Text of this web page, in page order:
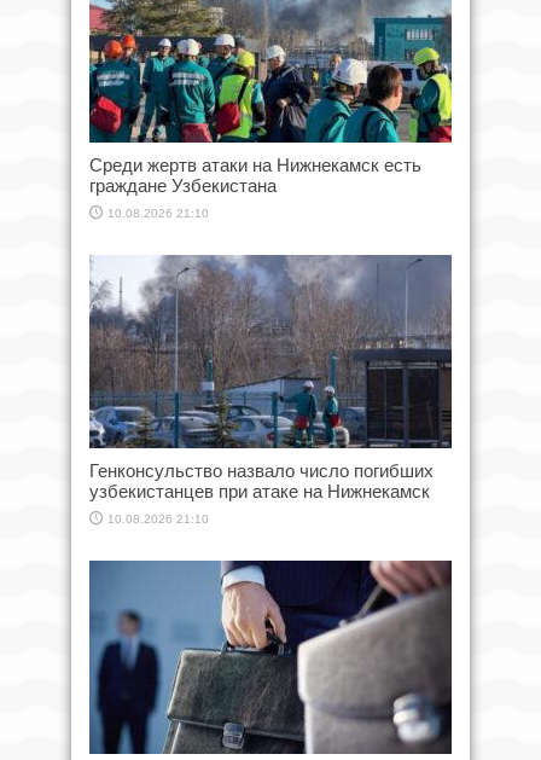
Среди жертв атаки на Нижнекамск есть
граждане Узбекистана
10.08.2026 21:10
Генконсульство назвало число погибших
узбекистанцев при атаке на Нижнекамск
10.08.2026 21:10